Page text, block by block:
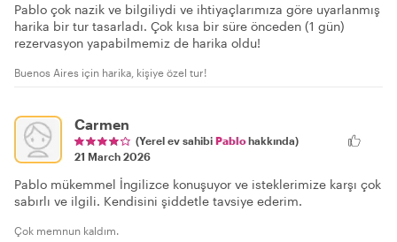
Pablo çok nazik ve bilgiliydi ve ihtiyaçlarımıza göre uyarlanmış
harika bir tur tasarladı. Çok kısa bir süre önceden (1 gün)
rezervasyon yapabilmemiz de harika oldu!
Buenos Aires için harika, kişiye özel tur!
Carmen
(Yerel ev sahibi Pablo hakkında)
21 March 2026
Pablo mükemmel İngilizce konuşuyor ve isteklerimize karşı çok
sabırlı ve ilgili. Kendisini şiddetle tavsiye ederim.
Çok memnun kaldım.